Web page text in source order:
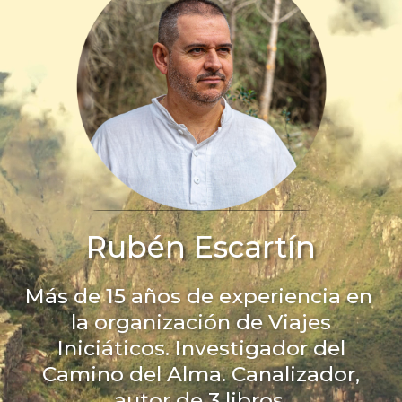
Rubén Escartín
Más de 15 años de experiencia en
la organización de Viajes
Iniciáticos. Investigador del
Camino del Alma. Canalizador,